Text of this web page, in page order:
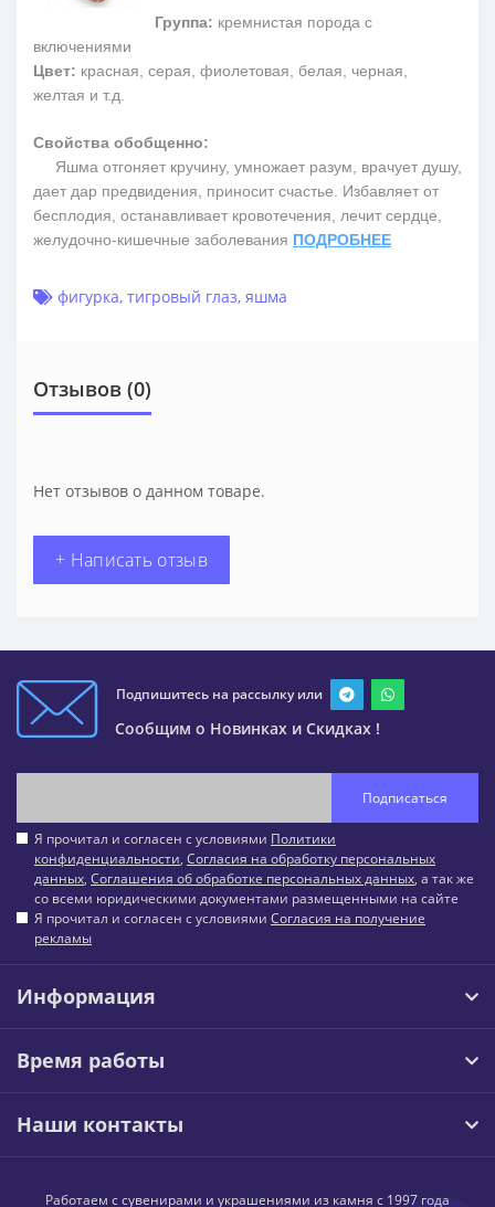
Группа: кремнистая порода с
включениями
Цвет: красная, серая, фиолетовая, белая, черная,
желтая и т.д.
Свойства обобщенно:
Яшма отгоняет кручину, умножает разум, врачует душу,
дает дар предвидения, приносит счастье. Избавляет от
бесплодия, останавливает кровотечения, лечит сердце,
желудочно-кишечные заболевания ПОДРОБНЕЕ
фигурка, тигровый глаз, яшма
Отзывов (0)
Нет отзывов о данном товаре.
+ Написать отзыв
Подпишитесь на рассылку или
Сообщим о Новинках и Скидках !
Подписаться
Я прочитал и согласен с условиями Политики
конфиденциальности, Согласия на обработку персональных
данных, Соглашения об обработке персональных данных, а так же
со всеми юридическими документами размещенными на сайте
Я прочитал и согласен с условиями Согласия на получение
рекламы
Информация
Время работы
Наши контакты
Работаем с сувенирами и украшениями из камня с 1997 года